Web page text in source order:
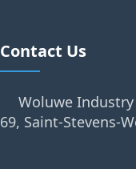
Contact Us
Woluwe Industry
69, Saint-Stevens-